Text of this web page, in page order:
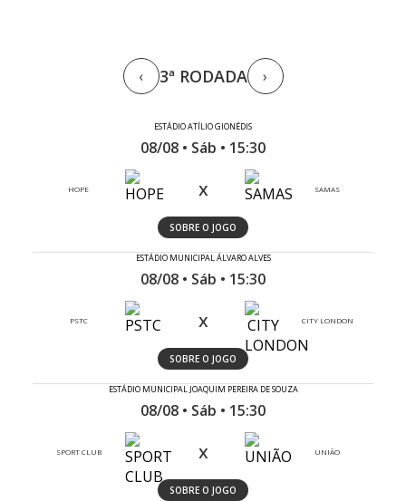
‹ 3ª RODADA ›
ESTÁDIO ATÍLIO GIONÉDIS
08/08 • Sáb • 15:30
HOPE x SAMAS
SOBRE O JOGO
ESTÁDIO MUNICIPAL ÁLVARO ALVES
08/08 • Sáb • 15:30
PSTC x CITY LONDON
SOBRE O JOGO
ESTÁDIO MUNICIPAL JOAQUIM PEREIRA DE SOUZA
08/08 • Sáb • 15:30
SPORT CLUB x UNIÃO
SOBRE O JOGO